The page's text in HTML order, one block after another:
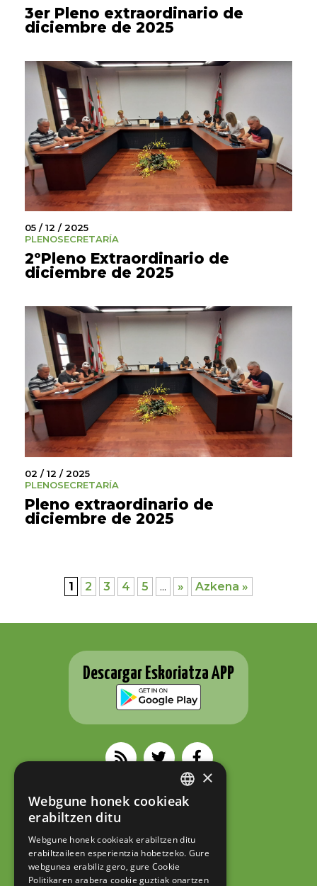
3er Pleno extraordinario de
diciembre de 2025
05 / 12 / 2025
PLENOSECRETARÍA
2ºPleno Extraordinario de
diciembre de 2025
02 / 12 / 2025
PLENOSECRETARÍA
Pleno extraordinario de
diciembre de 2025
1 2 3 4 5 ... » Azkena »
Descargar Eskoriatza APP
ESKORIATZAKO UDALA
Fernando Eskoriatza plaza 1
20540 Eskoriatza (Gipuzkoa)
hazi@eskoriatza.eus
Contacto
BASQUE
×
Webgune honek cookieak
erabiltzen ditu
Webgune honek cookieak erabiltzen ditu
erabiltzaileen esperientzia hobetzeko. Gure
webgunea erabiliz gero, gure Cookie
Politikaren arabera cookie guztiak onartzen